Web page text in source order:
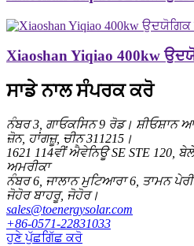
Xiaoshan Yiqiao 400kw
ਸਾਡੇ ਨਾਲ ਸੰਪਰਕ ਕਰੋ
ਨੰਬਰ 3, ਗਾਓਕਸਿਨ 9 ਰੋਡ। ਸ਼ੀਓਸ਼ਾਨ
ਜ਼ੋਨ, ਹਾਂਗਜ਼ੂ, ਚੀਨ 311215।
1621 114ਵੀਂ ਐਵੇਨਿਊ SE STE 120,
ਅਮਰੀਕਾ
ਨੰਬਰ 6, ਜਾਲਾਨ ਮੁਟਿਆਰਾ 6, ਤਾਮਨ
ਜੋਹੋਰ ਬਾਹਰੂ, ਜੋਹੋਰ।
sales@toenergysolar.com
+86-0571-22831033
ਹੁਣੇ ਪੁੱਛਗਿੱਛ ਕਰੋ